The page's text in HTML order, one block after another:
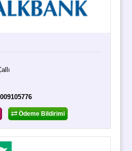
Ödeme Bildirimi